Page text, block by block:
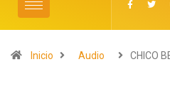
Inicio Audio CHICO